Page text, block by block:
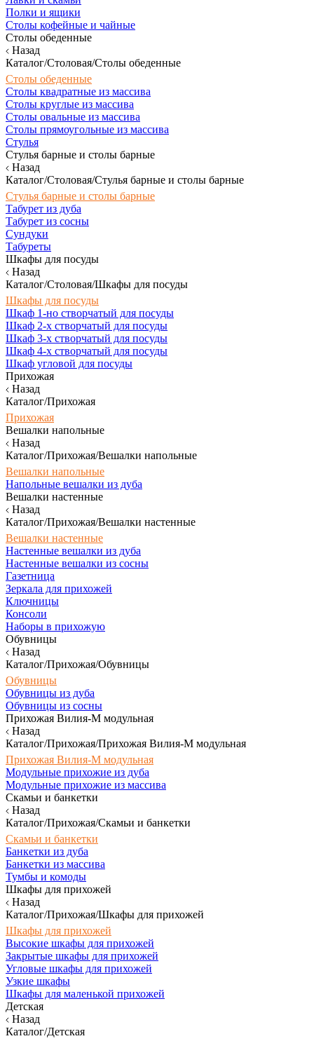
Полки и ящики
Столы кофейные и чайные
Столы обеденные
Назад
Каталог/Столовая/Столы обеденные
Столы обеденные
Столы квадратные из массива
Столы круглые из массива
Столы овальные из массива
Столы прямоугольные из массива
Стулья
Стулья барные и столы барные
Назад
Каталог/Столовая/Стулья барные и столы барные
Стулья барные и столы барные
Табурет из дуба
Табурет из сосны
Сундуки
Табуреты
Шкафы для посуды
Назад
Каталог/Столовая/Шкафы для посуды
Шкафы для посуды
Шкаф 1-но створчатый для посуды
Шкаф 2-х створчатый для посуды
Шкаф 3-х створчатый для посуды
Шкаф 4-х створчатый для посуды
Шкаф угловой для посуды
Прихожая
Назад
Каталог/Прихожая
Прихожая
Вешалки напольные
Назад
Каталог/Прихожая/Вешалки напольные
Вешалки напольные
Напольные вешалки из дуба
Вешалки настенные
Назад
Каталог/Прихожая/Вешалки настенные
Вешалки настенные
Настенные вешалки из дуба
Настенные вешалки из сосны
Газетница
Зеркала для прихожей
Ключницы
Консоли
Наборы в прихожую
Обувницы
Назад
Каталог/Прихожая/Обувницы
Обувницы
Обувницы из дуба
Обувницы из сосны
Прихожая Вилия-М модульная
Назад
Каталог/Прихожая/Прихожая Вилия-М модульная
Прихожая Вилия-М модульная
Модульные прихожие из дуба
Модульные прихожие из массива
Скамьи и банкетки
Назад
Каталог/Прихожая/Скамьи и банкетки
Скамьи и банкетки
Банкетки из дуба
Банкетки из массива
Тумбы и комоды
Шкафы для прихожей
Назад
Каталог/Прихожая/Шкафы для прихожей
Шкафы для прихожей
Высокие шкафы для прихожей
Закрытые шкафы для прихожей
Угловые шкафы для прихожей
Узкие шкафы
Шкафы для маленькой прихожей
Детская
Назад
Каталог/Детская